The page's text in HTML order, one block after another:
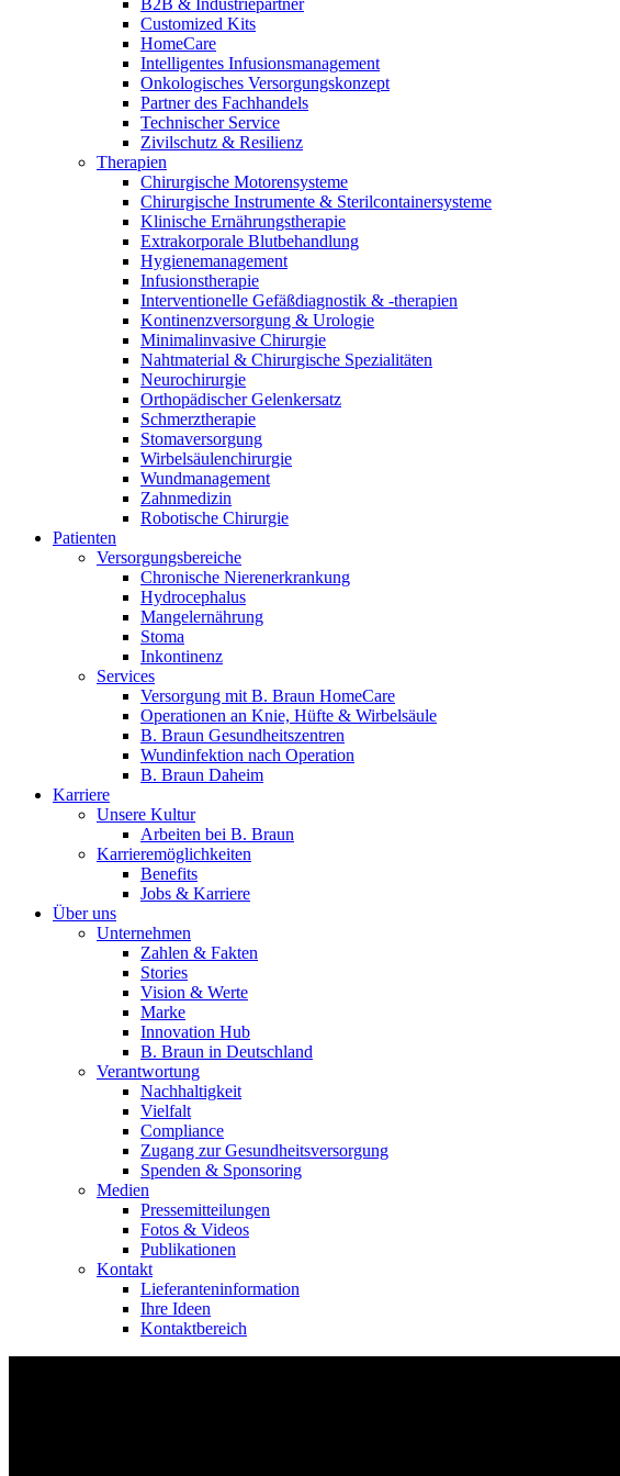
Gut zu wissen
MDR, eIFU & Co. – hier finden Sie nützliche Informationen rund um unsere
Im Dialog mit B. Braun. Hier treten Sie mit uns in Verbindung.
B2B & Industriepartner
Customized Kits
HomeCare
Intelligentes Infusionsmanagement
Onkologisches Versorgungskonzept
Partner des Fachhandels
Technischer Service
Zivilschutz & Resilienz
Therapien
Chirurgische Motorensysteme
Chirurgische Instrumente & Sterilcontainersysteme
Klinische Ernährungstherapie
Extrakorporale Blutbehandlung
Hygienemanagement
Infusionstherapie
Interventionelle Gefäßdiagnostik & -therapien
Kontinenzversorgung & Urologie
Minimalinvasive Chirurgie
Nahtmaterial & Chirurgische Spezialitäten
Neurochirurgie
Orthopädischer Gelenkersatz
Schmerztherapie
Stomaversorgung
Wirbelsäulenchirurgie
Wundmanagement
Zahnmedizin
Robotische Chirurgie
Patienten
Versorgungsbereiche
Chronische Nierenerkrankung
Hydrocephalus
Mangelernährung
Stoma
Inkontinenz
Services
Versorgung mit B. Braun HomeCare
Operationen an Knie, Hüfte & Wirbelsäule
B. Braun Gesundheitszentren
Wundinfektion nach Operation
B. Braun Daheim
Karriere
Unsere Kultur
Arbeiten bei B. Braun
Karrieremöglichkeiten
Benefits
Jobs & Karriere
Über uns
Unternehmen
Zahlen & Fakten
Stories
Vision & Werte
Marke
Innovation Hub
B. Braun in Deutschland
Verantwortung
Nachhaltigkeit
Vielfalt
Compliance
Zugang zur Gesundheitsversorgung
Spenden & Sponsoring
Medien
Pressemitteilungen
Fotos & Videos
Publikationen
Kontakt
Lieferanteninformation
Ihre Ideen
Kontaktbereich